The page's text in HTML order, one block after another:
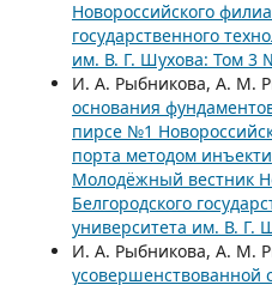
Новороссийского
государственного
им. В. Г. Шухова: Том 3
И. А. Рыбникова, А. М.
основания
пирсе №1
порта методом
Молодёжный вестник
Белгородского
университета им. В. Г.
И. А. Рыбникова, А. М.
усовершенствованной